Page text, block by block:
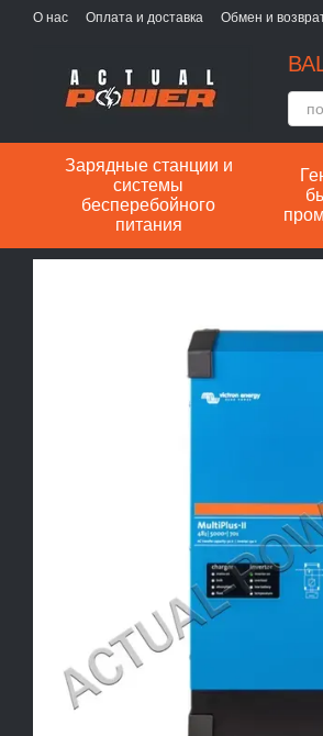
Перейти к основному контенту
О нас Оплата и доставка Обмен и
Зарядные станции и
системы
бесперебойного
питания